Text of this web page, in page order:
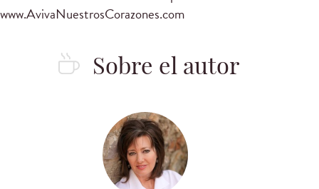
www.AvivaNuestrosCorazones.com
Sobre el autor